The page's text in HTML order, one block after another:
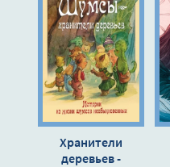
Хранители
деревьев -